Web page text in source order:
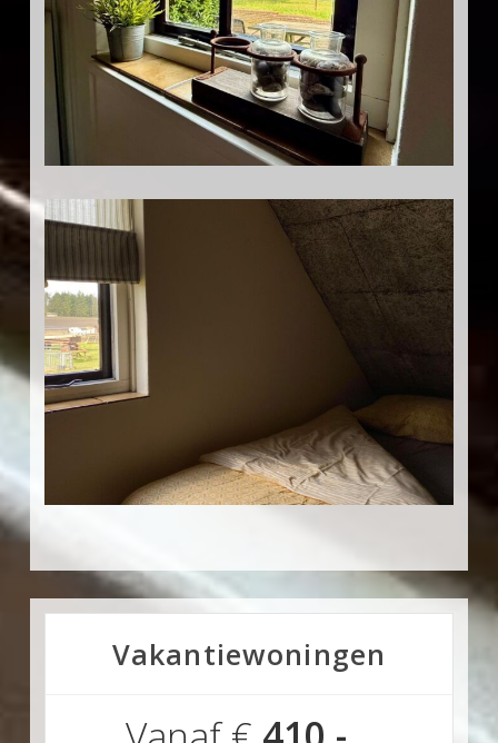
Vakantiewoningen